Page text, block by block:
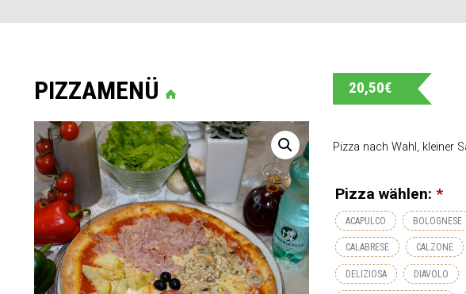
PIZZAMENÜ 20,50€
Pizza nach Wahl, kleiner
Pizza wählen: *
ACAPULCO BOLOGNESE
CALABRESE CALZONE
DELIZIOSA DIAVOLO